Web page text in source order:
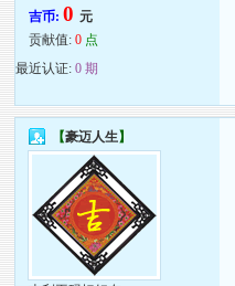
吉币:0元
贡献值:0 点
最近认证:0 期
【豪迈人生】